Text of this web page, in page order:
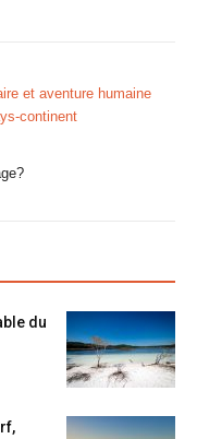
et aventure humaine
continent
du